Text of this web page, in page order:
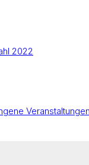
2022
Veranstaltungen